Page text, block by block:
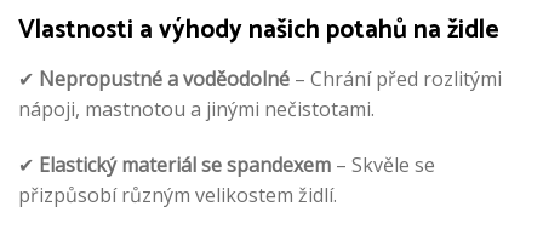
Vlastnosti a výhody našich potahů na židle
✔ Nepropustné a voděodolné – Chrání před rozlitými
nápoji, mastnotou a jinými nečistotami.
✔ Elastický materiál se spandexem – Skvěle se
přizpůsobí různým velikostem židlí.